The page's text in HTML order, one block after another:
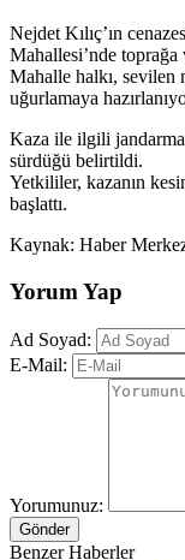
Nejdet Kılıç’ın
Mahallesi’nde
Mahalle halkı, sevilen
uğurlamaya
Kaza ile ilgili jandarma
sürdüğü belirtildi.
Yetkililer, kazanın
başlattı.
Kaynak: Haber
Yorum Yap
Ad Soyad:
E-Mail:
Yorumunuz:
Gönder
Benzer Haberler